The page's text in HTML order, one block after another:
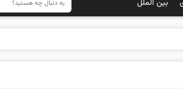
بین الملل